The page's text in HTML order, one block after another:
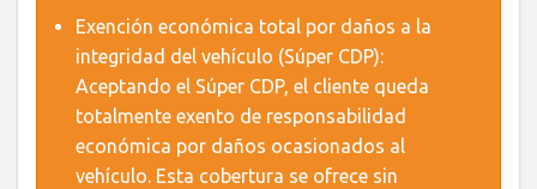
Exención económica total por daños a la
integridad del vehículo (Súper CDP):
Aceptando el Súper CDP, el cliente queda
totalmente exento de responsabilidad
económica por daños ocasionados al
vehículo. Esta cobertura se ofrece sin